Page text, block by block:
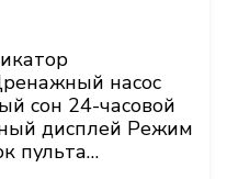
насос
сон 24-часовой
дисплей Режим
пульта